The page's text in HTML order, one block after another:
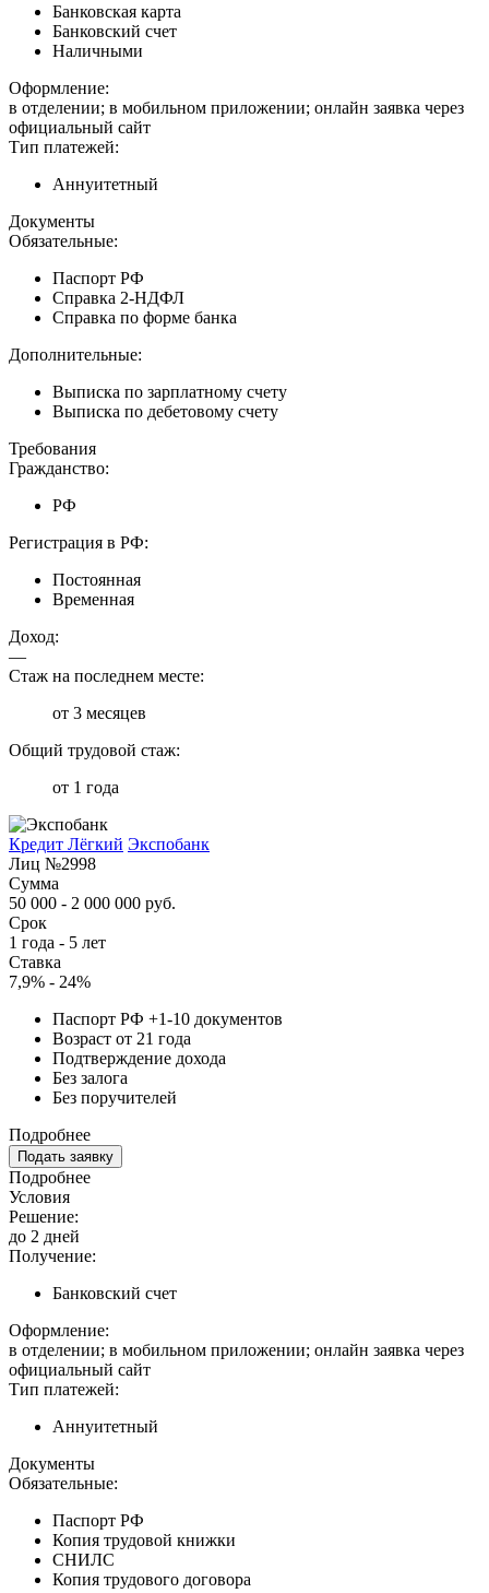
Банковская карта
Банковский счет
Наличными
Оформление:
в отделении; в мобильном приложении; онлайн заявка через
официальный сайт
Тип платежей:
Аннуитетный
Документы
Обязательные:
Паспорт РФ
Справка 2-НДФЛ
Справка по форме банка
Дополнительные:
Выписка по зарплатному счету
Выписка по дебетовому счету
Требования
Гражданство:
РФ
Регистрация в РФ:
Постоянная
Временная
Доход:
—
Стаж на последнем месте:
от 3 месяцев
Общий трудовой стаж:
от 1 года
Кредит Лёгкий Экспобанк
Лиц №2998
Сумма
50 000 - 2 000 000 руб.
Срок
1 года - 5 лет
Ставка
7,9% - 24%
Паспорт РФ +1-10 документов
Возраст от 21 года
Подтверждение дохода
Без залога
Без поручителей
Подробнее
Подать заявку
Подробнее
Условия
Решение:
до 2 дней
Получение:
Банковский счет
Оформление:
в отделении; в мобильном приложении; онлайн заявка через
официальный сайт
Тип платежей:
Аннуитетный
Документы
Обязательные:
Паспорт РФ
Копия трудовой книжки
СНИЛС
Копия трудового договора